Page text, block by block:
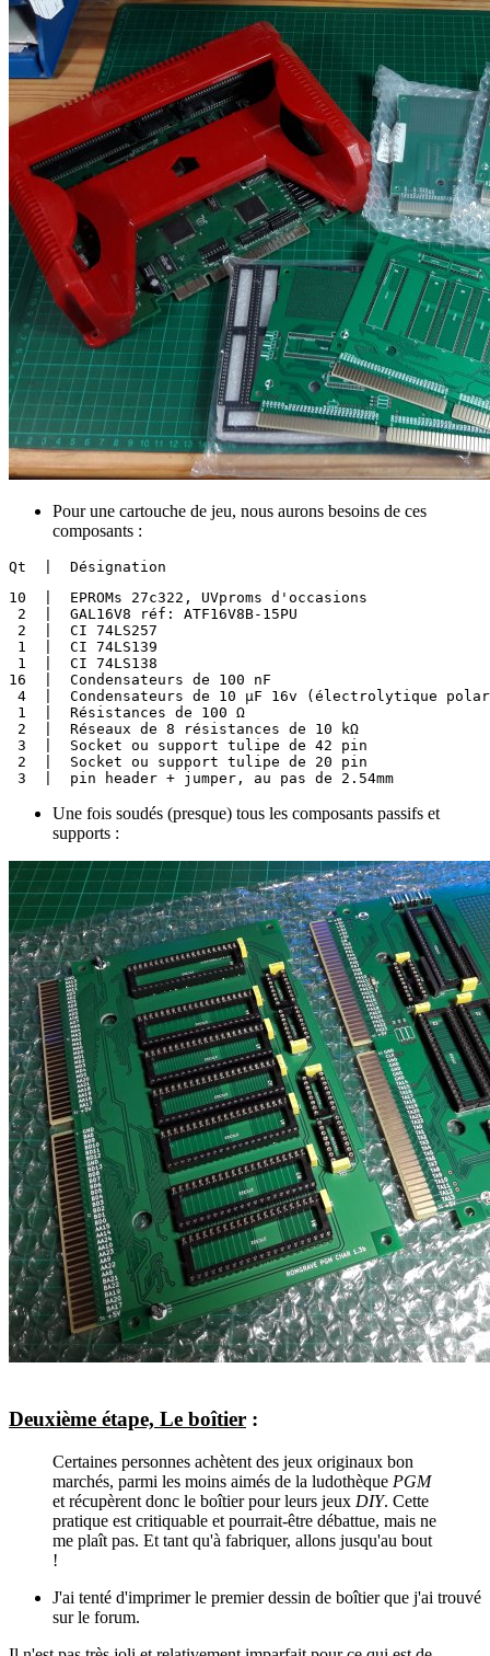
Pour une cartouche de jeu, nous aurons besoins de ces
composants :
Qt  |  Désignation
10  |  EPROMs 27c322, UVproms d'occasions
2  |  GAL16V8 réf: ATF16V8B-15PU
2  |  CI 74LS257
1  |  CI 74LS139
1  |  CI 74LS138
16  |  Condensateurs de 100 nF
4  |  Condensateurs de 10 µF 16v (électrolytique
1  |  Résistances de 100 Ω
2  |  Réseaux de 8 résistances de 10 kΩ
3  |  Socket ou support tulipe de 42 pin
2  |  Socket ou support tulipe de 20 pin
3  |  pin header + jumper, au pas de 2.54mm
Une fois soudés (presque) tous les composants passifs et
supports :
Deuxième étape, Le boîtier :
Certaines personnes achètent des jeux originaux bon
marchés, parmi les moins aimés de la ludothèque PGM
et récupèrent donc le boîtier pour leurs jeux DIY. Cette
pratique est critiquable et pourrait-être débattue, mais ne
me plaît pas. Et tant qu'à fabriquer, allons jusqu'au bout
!
J'ai tenté d'imprimer le premier dessin de boîtier que j'ai trouvé
sur le forum.